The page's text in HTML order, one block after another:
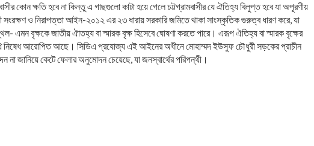
কোন ক্ষতি হবে না কিন্তু এ গাছগুলো কাটা হয়ে গেলে চট্টগ্রামবাসীর যে ঐতিহ্য বিলুপ্ত হবে যা অপূরণীয়
সংরক্ষণ ও নিরাপত্তা আইন-২০১২ এর ২৩ ধারায় সরকারি জমিতে থাকা সাংস্কৃতিক গুরুত্ব ধারণ করে, যা
এমন বৃক্ষকে জাতীয় ঐাতহ্য বা স্মারক বৃক্ষ হিসেবে ঘোষণা করতে পারে। এরূপ ঐতিহ্য বা স্মারক বৃক্ষের
নিষেধ আরোপিত আছে। সিডিএ প্রযোজ্য এই আইনের অধীনে মোহাম্মদ ইউসুফ চৌধুরী সড়কের প্রাচীন
না জানিয়ে কেটে ফেলার অনুমোদন চেয়েছে, যা জনস্বার্থের পরিপন্থী।